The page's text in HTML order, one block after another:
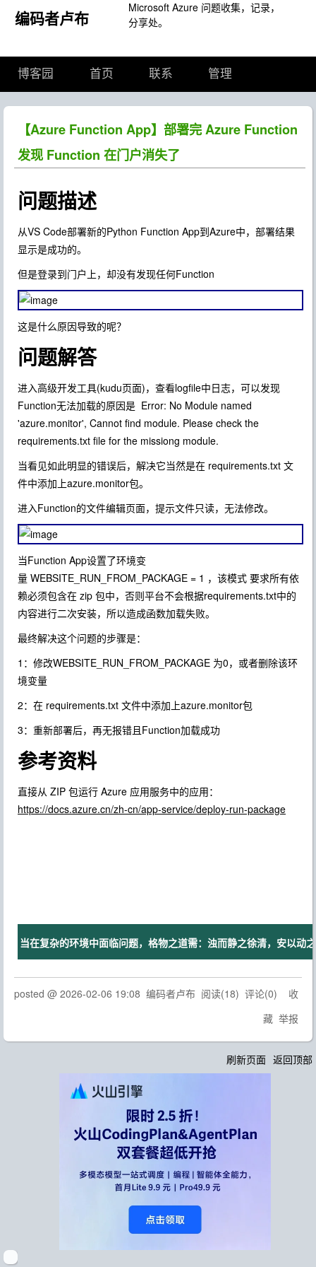
编码者卢布
Microsoft Azure 问题收集，记录，
分享处。
博客园 首页 联系 管理
【Azure Function App】部署完 Azure Function
发现 Function 在门户消失了
问题描述
从VS Code部署新的Python Function App到Azure中，部署结果
显示是成功的。
但是登录到门户上，却没有发现任何Function
这是什么原因导致的呢？
问题解答
进入高级开发工具(kudu页面)，查看logfile中日志，可以发现
Function无法加载的原因是 Error: No Module named
'azure.monitor', Cannot find module. Please check the
requirements.txt file for the missiong module.
当看见如此明显的错误后，解决它当然是在 requirements.txt 文
件中添加上azure.monitor包。
进入Function的文件编辑页面，提示文件只读，无法修改。
当Function App设置了环境变
量 WEBSITE_RUN_FROM_PACKAGE = 1 ，该模式 要求所有依
赖必须包含在 zip 包中，否则平台不会根据requirements.txt中的
内容进行二次安装，所以造成函数加载失败。
最终解决这个问题的步骤是：
1：修改WEBSITE_RUN_FROM_PACKAGE 为0，或者删除该环
境变量
2：在 requirements.txt 文件中添加上azure.monitor包
3：重新部署后，再无报错且Function加载成功
参考资料
直接从 ZIP 包运行 Azure 应用服务中的应用：
https://docs.azure.cn/zh-cn/app-service/deploy-run-package
当在复杂的环境中面临问题，格物之道需：浊而静之徐清，安以动
posted @ 2026-02-06 19:08 编码者卢布 阅读(18) 评论(0) 收
藏 举报
刷新页面 返回顶部